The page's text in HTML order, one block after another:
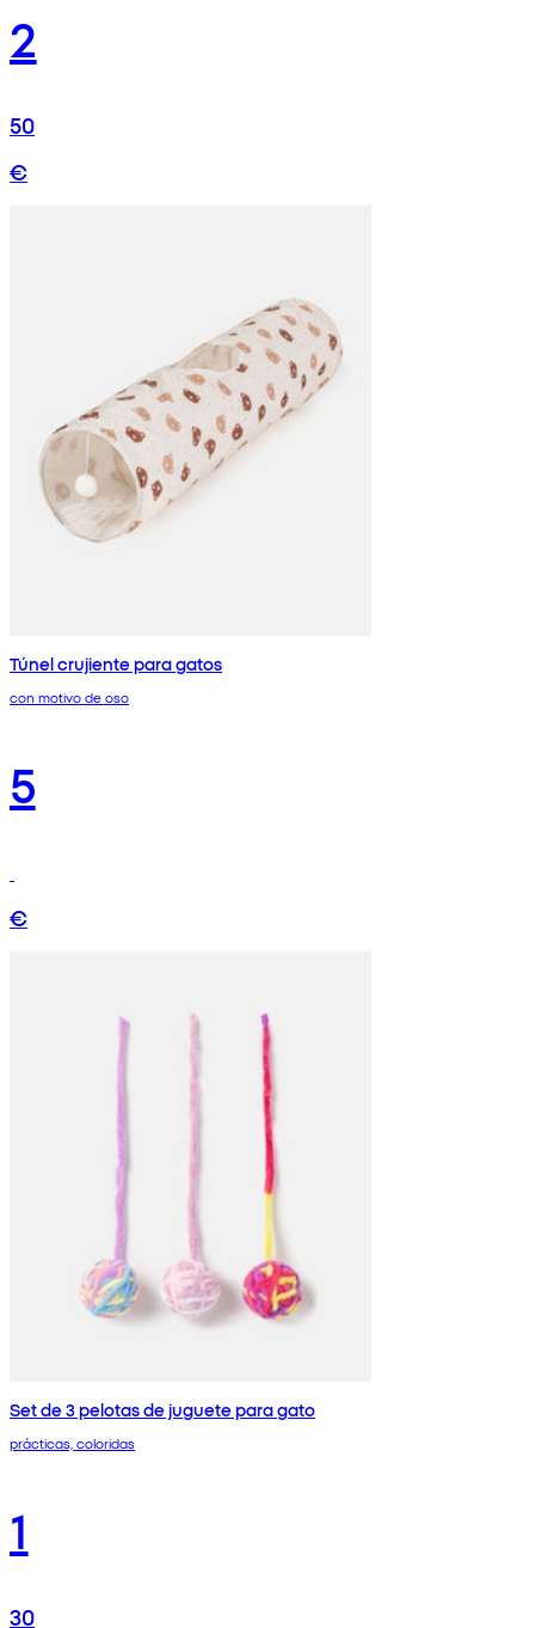
2
50
€
Túnel crujiente para gatos
con motivo de oso
5
€
Set de 3 pelotas de juguete para gato
prácticas, coloridas
1
30